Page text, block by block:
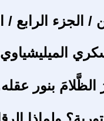
/ الجزء الرابع
بنور